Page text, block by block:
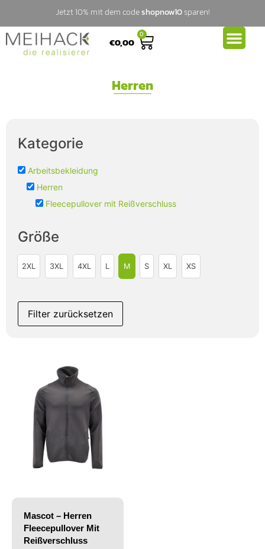
Jetzt 10% mit dem codeshopnow10sparen!
€0,00
0
Herren
Kategorie
Arbeitsbekleidung
Herren
Fleecepullover mit Reißverschluss
Größe
2XL 3XL 4XL L M S XL XS
Filter zurücksetzen
Mascot – Herren
Fleecepullover Mit
Reißverschluss